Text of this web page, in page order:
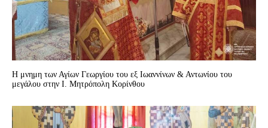
Η μνημη των Αγίων Γεωργίου του εξ Ιωαννίνων & Αντωνίου του
μεγάλου στην I. Mητρόπολη Κορίνθου